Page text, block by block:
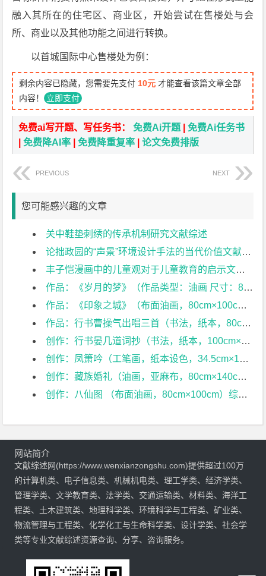
融入其所在的住宅区、商业区，开始尝试在售楼处与会
所、商业以及其他功能之间进行转换。
以首城国际中心售楼处为例：
剩余内容已隐藏，您需要先支付 10元 才能查看该篇文章全部
内容！ 立即支付
免费ai写开题、写任务书：免费Ai开题 |免费Ai任务书
|免费降AI率 |免费降重复率 |论文免费排版
PREVIOUS NEXT
您可能感兴趣的文章
关中鞋垫刺绣的传承机制研究文献综述
论拙政园的“声景”环境设计手法的当代价值文献综述
丰子恺漫画中的儿童观对于儿童教育的启示文献综述
作品：《岁月的梦》（作品类型：油画 尺寸：80cm×100cm）；综述：毕业作品《岁月的梦》创作随想文献综述
作品：《印象之城》（布面油画，80cm×100cm）；综述：毕业作品《印象之城》创作随想文献综述
作品：行书曹操气出唱三首（书法，纸本，80cm×231cm）；综述：米芾行书笔法浅析及其启示——毕业作品《行书曹操气出唱三首》创作综述文献综述
创作：行书晏几道词抄（书法，纸本，100cm×230cm）；综述：清婉端丽 俊逸秀美——《行书晏几道词抄》创作综述文献综述
创作：凤箫吟（工笔画，纸本设色，34.5cm×138cm×4）综述：浅谈当下艺术影响下的工笔画——毕业作品《凤箫吟》创作感言文献综述
创作：藏族婚礼（油画，亚麻布，80cm×140cm） 综述：毕业作品《藏族婚礼》创作综述文献综述
创作：八仙图 （布面油画，80cm×100cm）综述：人物油画的表现方法及情感表达 ——毕业作品《八仙图》创作随感文献综述
网站简介
文献综述网(https://www.wenxianzongshu.com)提供超过100万
的计算机类、电子信息类、机械机电类、理工学类、经济学类、
管理学类、文学教育类、法学类、交通运输类、材料类、海洋工
程类、土木建筑类、地理科学类、环境科学与工程类、矿业类、
物流管理与工程类、化学化工与生命科学类、设计学类、社会学
类等专业文献综述资源查询、分享、咨询服务。